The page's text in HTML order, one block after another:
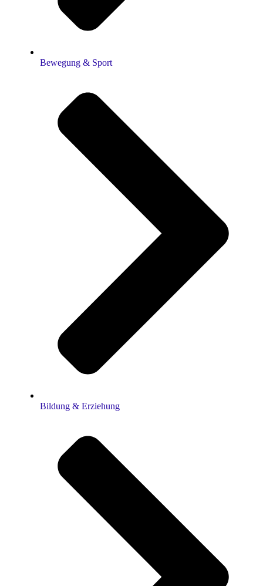
Bewegung & Sport
Bildung & Erziehung